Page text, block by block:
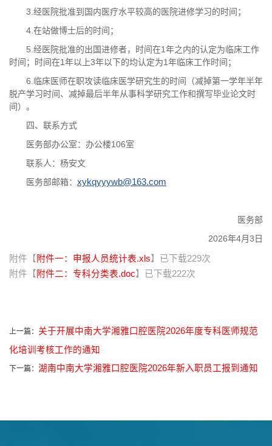
3.经医院批准到国内医疗水平较高的医院进修学习的时间；
4.在站做博士后的时间；
5.经医院批准的出国进修者，时间在1年之内的认定为临床工作
时间；时间在1年以上3年以下的均认定为1年临床工作时间；
6.临床医师在职攻读临床医学研究生的时间（减掉第一学年半年
脱产学习时间、减掉最后半年从事科学研究工作和撰写毕业论文时
间）。
四、联系方式
医务部办公室：办公楼106室
联系人：杨安文
医务部邮箱： xykqyyywb@163.com
医务部
2026年4月3日
附件【 附件一：申报人员统计表.xls】已下载229次
附件【 附件二：专科分类表.doc】已下载222次
上一篇： 关于开展中南大学湘雅口腔医院2026年度专科医师规范
化培训考核工作的通知
下一篇： 湖南中南大学湘雅口腔医院2026年新入职员工报到通知